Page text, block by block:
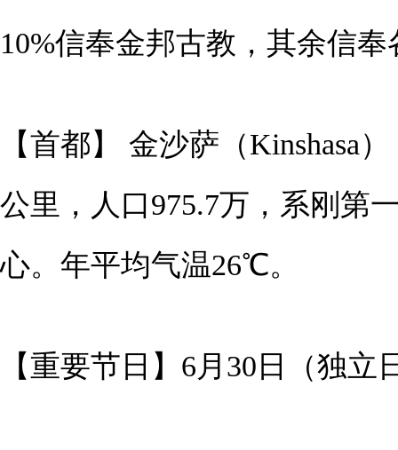
10%信奉金邦古教，其余信
【首都】 金沙萨（Kinshasa
公里，人口975.7万，系刚第
心。年平均气温26℃。
【重要节日】6月30日（独立